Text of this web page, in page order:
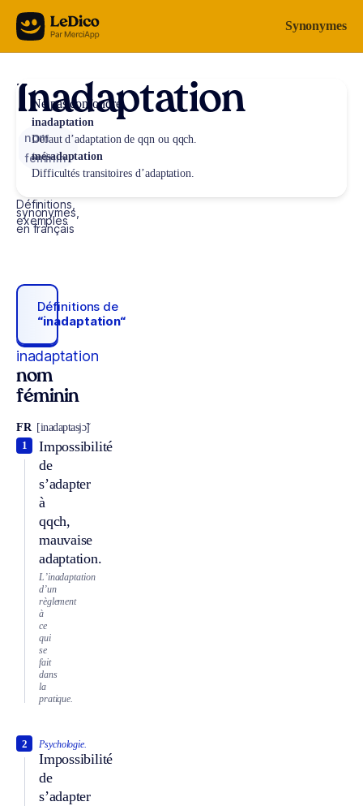
Aller au contenu Synonymes
Inadaptation
nom
féminin
Définitions,
synonymes,
exemples
en français
Définitions de
“inadaptation“
inadaptation
nom
féminin
FR [inadaptasjɔ̃]
Impossibilité
de
s’adapter
à
qqch,
mauvaise
adaptation.
1
L’inadaptation
d’un
règlement
à
ce
qui
se
fait
dans
la
pratique.
Psychologie.
Impossibilité
de
s’adapter
2
Ne pas confondre
inadaptation
Défaut d’adaptation de qqn ou qqch.
mésadaptation
Difficultés transitoires d’adaptation.